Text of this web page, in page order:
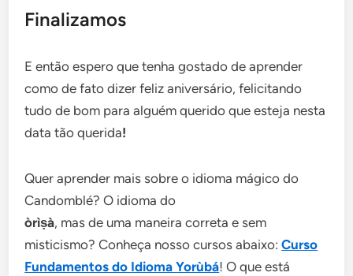
Finalizamos
E então espero que tenha gostado de aprender
como de fato dizer feliz aniversário, felicitando
tudo de bom para alguém querido que esteja nesta
data tão querida!
Quer aprender mais sobre o idioma mágico do
Candomblé? O idioma do
òrìṣà, mas de uma maneira correta e sem
misticismo? Conheça nosso cursos abaixo:Curso
Fundamentos do IdiomaYorùbá! O que está